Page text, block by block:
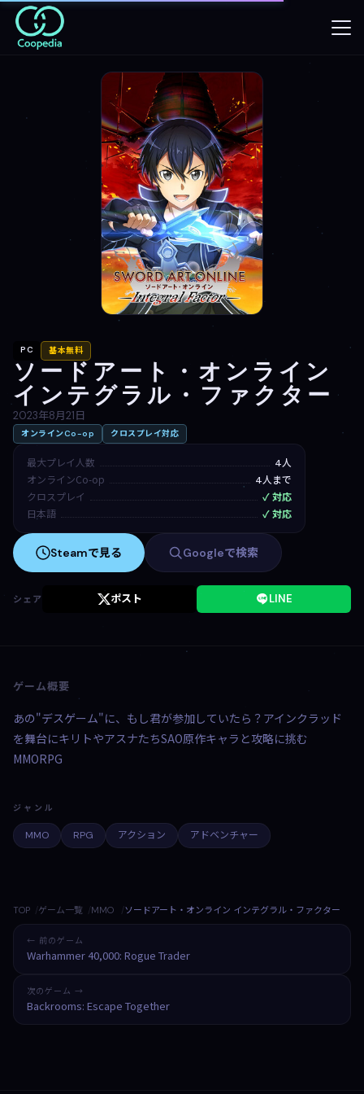
PC 基本無料
ソードアート・オンライン
インテグラル・ファクター
2023年8月21日
オンラインCo-op クロスプレイ対応
最大プレイ人数 4人
オンラインCo-op 4人まで
クロスプレイ ✓ 対応
日本語 ✓ 対応
Steamで見る Googleで検索
シェア ポスト LINE
ゲーム概要
あの"デスゲーム"に、もし君が参加していたら？アインクラッド
を舞台にキリトやアスナたちSAO原作キャラと攻略に挑む
MMORPG
ジャンル
MMO RPG アクション アドベンチャー
TOP ゲーム一覧 MMO ソードアート・オンライン インテグラル・ファクター
← 前のゲーム
Warhammer 40,000: Rogue Trader
次のゲーム →
Backrooms: Escape Together